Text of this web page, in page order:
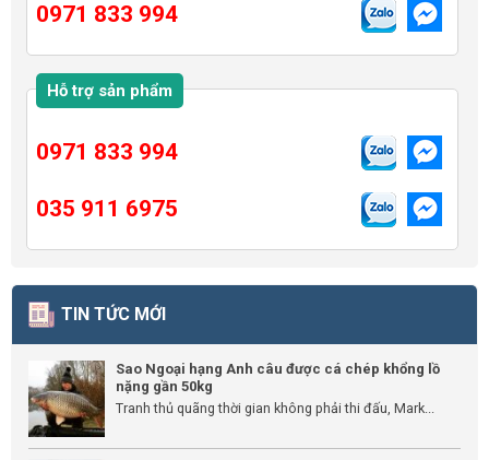
0971 833 994
Hỗ trợ sản phẩm
0971 833 994
035 911 6975
TIN TỨC MỚI
Sao Ngoại hạng Anh câu được cá chép khổng lồ
nặng gần 50kg
Tranh thủ quãng thời gian không phải thi đấu, Mark...